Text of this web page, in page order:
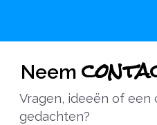
Neem
Vragen, ideeën of
gedachten?